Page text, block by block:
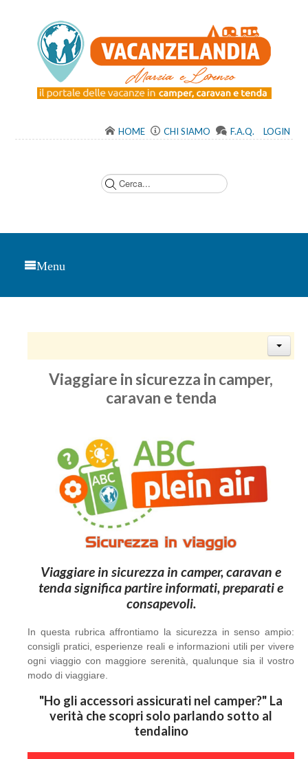
HOME CHI SIAMO F.A.Q. LOGIN
Menu
Viaggiare in sicurezza in camper,
caravan e tenda
Viaggiare in sicurezza in camper, caravan e
tenda significa partire informati, preparati e
consapevoli.
In questa rubrica affrontiamo la sicurezza in senso ampio:
consigli pratici, esperienze reali e informazioni utili per vivere
ogni viaggio con maggiore serenità, qualunque sia il vostro
modo di viaggiare.
"Ho gli accessori assicurati nel camper?" La
verità che scopri solo parlando sotto al
tendalino